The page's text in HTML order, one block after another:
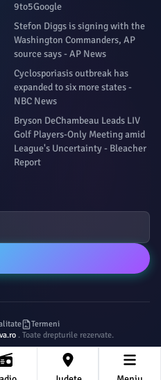
9to5Google
Stefon Diggs is signing with the
Washington Commanders, AP
source says - AP News
Cyclosporiasis outbreak has
expanded to six more states -
NBC News
Bryson DeChambeau Leads LIV
Golf Players-Only Meeting amid
League's Uncertainty - Bleacher
Report
Termeni
. Toate drepturile rezervate.